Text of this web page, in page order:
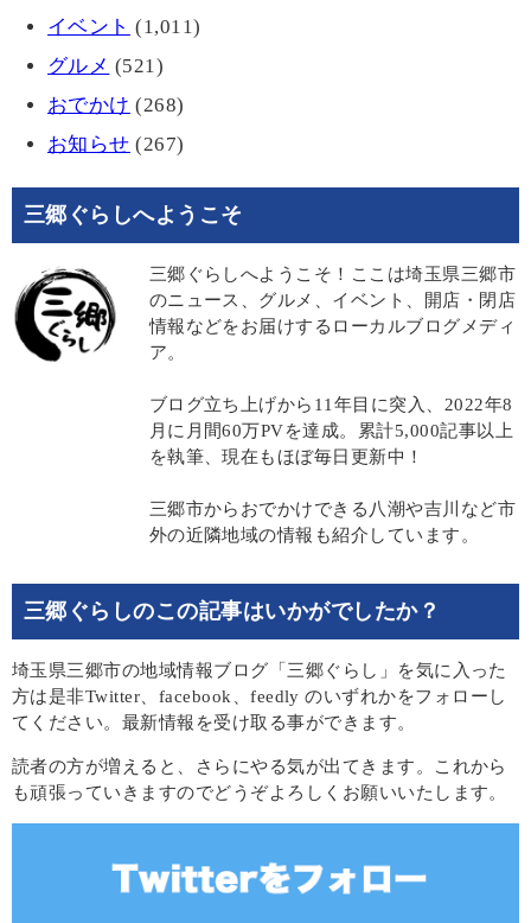
イベント (1,011)
グルメ (521)
おでかけ (268)
お知らせ (267)
三郷ぐらしへようこそ
三郷ぐらしへようこそ！ここは埼玉県三郷市
のニュース、グルメ、イベント、開店・閉店
情報などをお届けするローカルブログメディ
ア。
ブログ立ち上げから11年目に突入、2022年8
月に月間60万PVを達成。累計5,000記事以上
を執筆、現在もほぼ毎日更新中！
三郷市からおでかけできる八潮や吉川など市
外の近隣地域の情報も紹介しています。
三郷ぐらしのこの記事はいかがでしたか？
埼玉県三郷市の地域情報ブログ「三郷ぐらし」を気に入った
方は是非Twitter、facebook、feedly のいずれかをフォローし
てください。最新情報を受け取る事ができます。
読者の方が増えると、さらにやる気が出てきます。これから
も頑張っていきますのでどうぞよろしくお願いいたします。